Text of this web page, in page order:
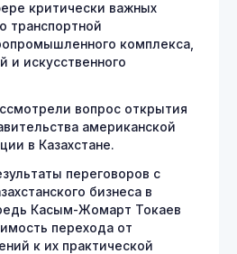
критически важных
транспортной
комплекса,
и искусственного
вопрос открытия
американской
в Казахстане.
переговоров с
бизнеса в
Касым-Жомарт Токаев
перехода от
к их практической